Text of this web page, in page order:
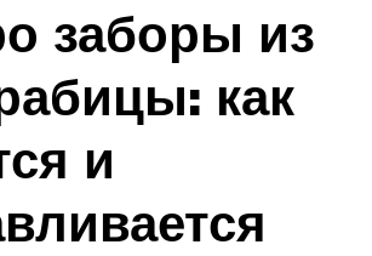
заборы из
как
и